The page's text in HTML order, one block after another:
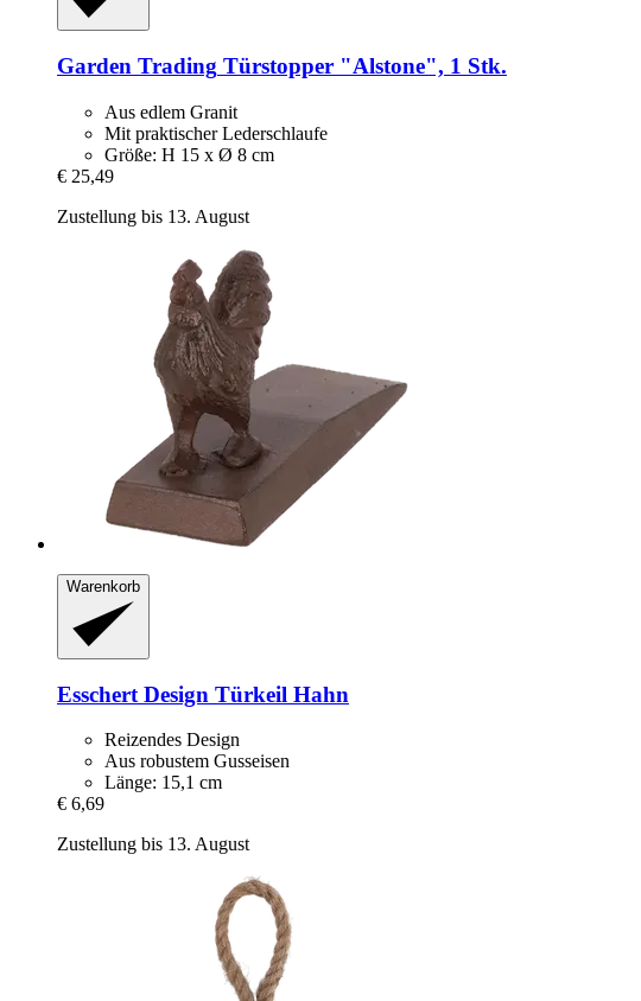
Garden Trading Türstopper "Alstone", 1 Stk.
Aus edlem Granit
Mit praktischer Lederschlaufe
Größe: H 15 x Ø 8 cm
€ 25,49
Zustellung bis 13. August
Warenkorb
Esschert Design Türkeil Hahn
Reizendes Design
Aus robustem Gusseisen
Länge: 15,1 cm
€ 6,69
Zustellung bis 13. August